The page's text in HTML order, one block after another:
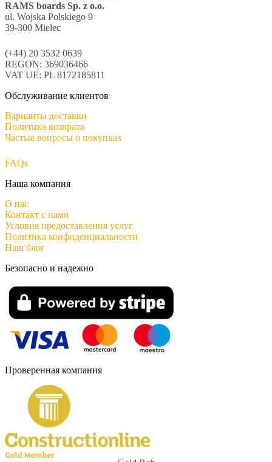
RAMS boards Sp. z o.o.
ul. Wojska Polskiego 9
39-300 Mielec
(+44) 20 3532 0639
REGON: 369036466
VAT UE: PL 8172185811
Обслуживание клиентов
Варианты доставки
Политика возврата
Частые вопросы о покупках
FAQs
Наша компания
О нас
Контакт с нами
Условия предоставления услуг
Политика конфиденциальности
Наш блог
Проверенная компания
Безопасно и надежно